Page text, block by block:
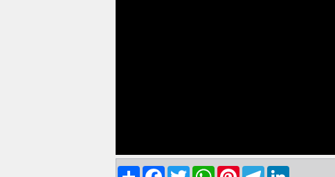
Share FacebookTwitter WhatsAppPinterest Telegram